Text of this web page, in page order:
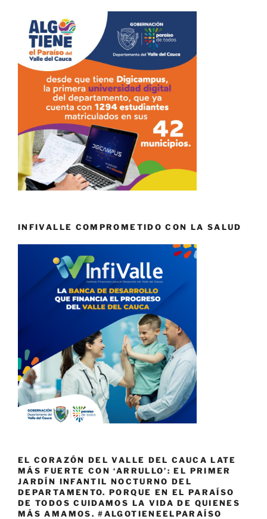
INFIVALLE COMPROMETIDO CON LA SALUD
EL CORAZÓN DEL VALLE DEL CAUCA LATE
MÁS FUERTE CON ‘ARRULLO’: EL PRIMER
JARDÍN INFANTIL NOCTURNO DEL
DEPARTAMENTO. PORQUE EN EL PARAÍSO
DE TODOS CUIDAMOS LA VIDA DE QUIENES
MÁS AMAMOS. #ALGOTIENEELPARAÍSO